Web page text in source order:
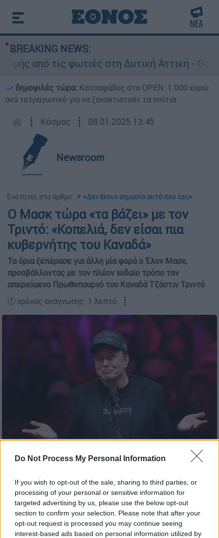
Do Not Process My Personal Information
If you wish to opt-out of the sale, sharing to third parties, or
processing of your personal or sensitive information for
targeted advertising by us, please use the below opt-out
section to confirm your selection. Please note that after your
opt-out request is processed you may continue seeing
interest-based ads based on personal information utilized by
BREAKING NEWS:
από τις φωτιές στη Δυτική Αττική - Οι
δημοφιλές τώρα: Κατσαφάδος στο OPEN: 1.000 ευρώ
ανά τετραγωνικό για να ξαναχτιστούν τα σπίτια
┋ Κόσμος ┋ 08.01.2025 13:45
Newsroom
Ενότητες στο άρθρο: 📌 «Δεν έχουν σημασία αυτά που λες»
Ο Μασκ τώρα «τα βάζει» με τον
Τριντό: «Κοπελιά, δεν είσαι πια
κυβερνήτης του Καναδά»
Τα όρια ξεπέρασε για άλλη μία φορά ο Έλον Μασκ,
προσβάλλοντας με τον πλέον χυδαίο τρόπο τον
απερχόμενο Πρωθυπουργό του Καναδά Τζάστιν Τριντό
🕛 χρόνος ανάγνωσης: 1 λεπτό ┋
Προσθέστε το ΕΘΝΟΣ στη Google
Ταόρια ξεπέρασε για άλλη μία φορά οΈλον
Μασκ, προσβάλλονταςμε τον πλέον χυδαίο
τρόπο τον απερχόμενο Πρωθυπουργό του